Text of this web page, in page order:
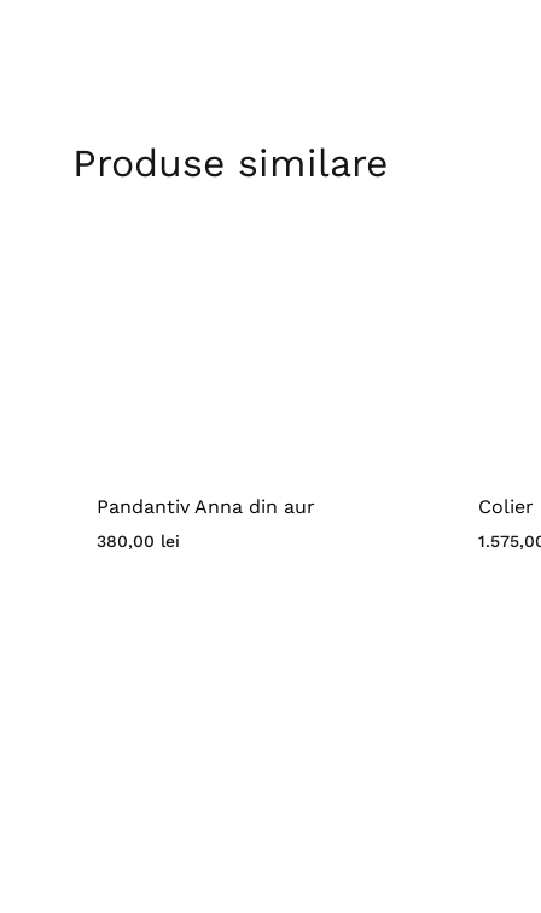
Produse similare
Pandantiv Anna din aur
380,00 lei
Colier